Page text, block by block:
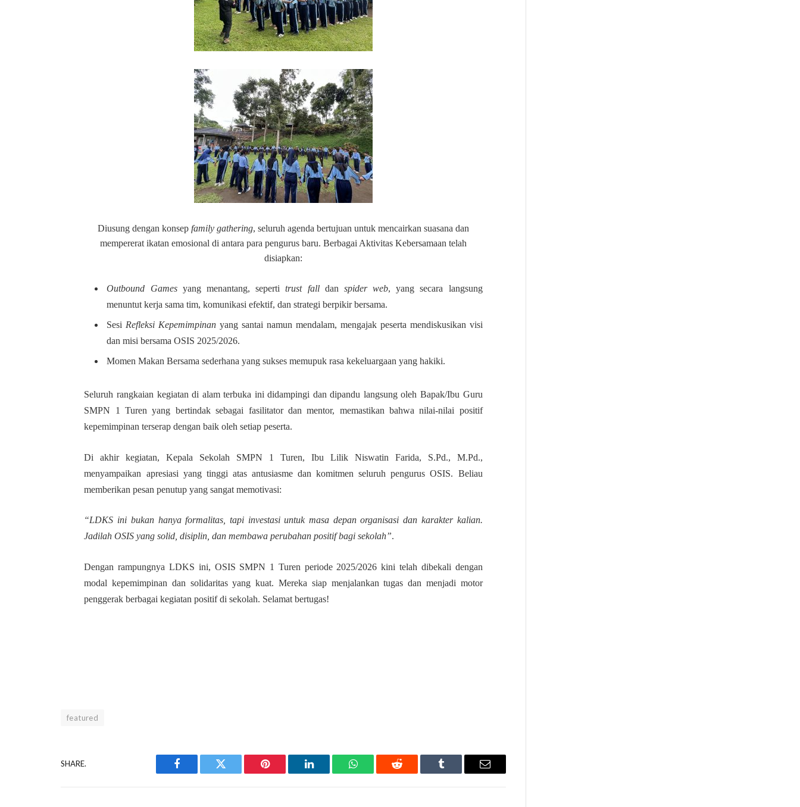
Diusung dengan konsep family gathering, seluruh agenda bertujuan untuk mencairkan suasana dan
mempererat ikatan emosional di antara para pengurus baru. Berbagai Aktivitas Kebersamaan telah
disiapkan:
Outbound Gamesyang menantang, sepertitrust falldan spider web, yang secara langsung
menuntut kerja sama tim, komunikasi efektif, dan strategi berpikir bersama.
Sesi Refleksi Kepemimpinan yang santai namun mendalam, mengajak peserta mendiskusikan visi
dan misi bersama OSIS 2025/2026.
Momen Makan Bersama sederhana yang sukses memupuk rasa kekeluargaan yang hakiki.
Seluruh rangkaian kegiatan di alam terbuka ini didampingi dan dipandu langsung oleh Bapak/Ibu Guru
SMPN 1 Turen yang bertindak sebagai fasilitator dan mentor, memastikan bahwa nilai-nilai positif
kepemimpinan terserap dengan baik oleh setiap peserta.
Di akhir kegiatan, Kepala Sekolah SMPN 1 Turen, Ibu Lilik Niswatin Farida, S.Pd., M.Pd.,
menyampaikan apresiasi yang tinggi atas antusiasme dan komitmen seluruh pengurus OSIS. Beliau
memberikan pesan penutup yang sangat memotivasi:
“LDKS ini bukan hanya formalitas, tapi investasi untuk masa depan organisasi dan karakter kalian.
Jadilah OSIS yang solid, disiplin, dan membawa perubahan positif bagi sekolah”.
Dengan rampungnya LDKS ini, OSIS SMPN 1 Turen periode 2025/2026 kini telah dibekali dengan
modal kepemimpinan dan solidaritas yang kuat. Mereka siap menjalankan tugas dan menjadi motor
penggerak berbagai kegiatan positif di sekolah. Selamat bertugas!
featured
SHARE.
Facebook Twitter Pinterest LinkedIn WhatsAppReddit Tumblr Email